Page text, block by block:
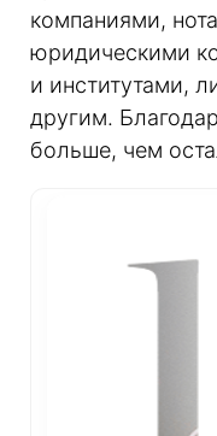
компаниями,
юридическими
и институтами,
другим.
больше, чем